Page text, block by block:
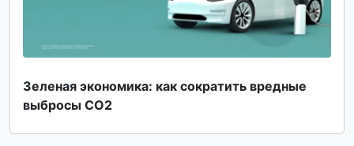
Зеленая экономика: как сократить вредные
выбросы CO2